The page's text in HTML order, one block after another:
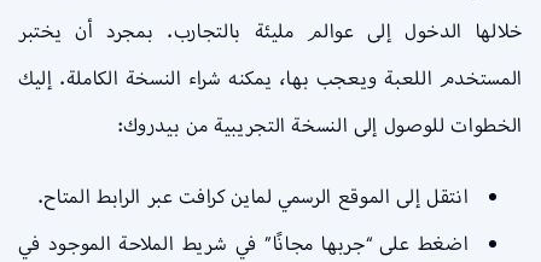
خلالها الدخول إلى عوالم مليئة بالتجارب. بمجرد أن يختبر
المستخدم اللعبة ويعجب بها، يمكنه شراء النسخة الكاملة. إليك
الخطوات للوصول إلى النسخة التجريبية من بيدروك:
انتقل إلى الموقع الرسمي لماين كرافت عبر الرابط المتاح.
اضغط على “جربها مجانًا” في شريط الملاحة الموجود في